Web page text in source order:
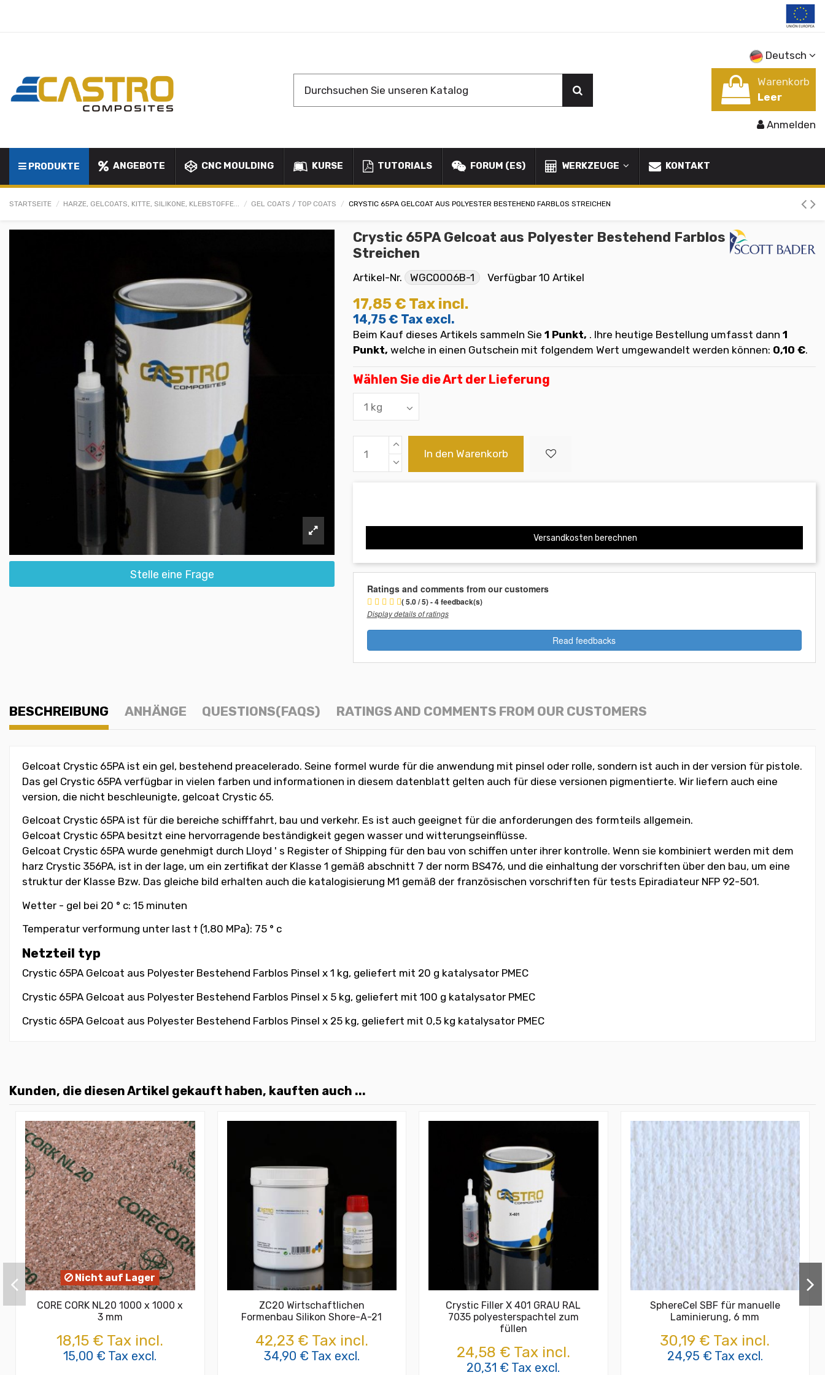
Deutsch
Warenkorb
Leer
Anmelden
PRODUKTE ANGEBOTE CNC MOULDING KURSE TUTORIALS FORUM (ES) WERKZEUGE KONTAKT
STARTSEITE HARZE, GELCOATS, KITTE, SILIKONE, KLEBSTOFFE... GEL COATS / TOP COATS CRYSTIC 65PA GELCOAT AUS POLYESTER BESTEHEND FARBLOS STREICHEN
Stelle eine Frage
Crystic 65PA Gelcoat aus Polyester Bestehend Farblos
Streichen
Artikel-Nr. WGC0006B-1 Verfügbar 10 Artikel
17,85 € Tax incl.
14,75 € Tax excl.
Beim Kauf dieses Artikels sammeln Sie 1 Punkt, . Ihre heutige Bestellung umfasst dann 1
Punkt, welche in einen Gutschein mit folgendem Wert umgewandelt werden können: 0,10 €.
Wählen Sie die Art der Lieferung
In den Warenkorb
Versandkosten berechnen
Ratings and comments from our customers
( 5.0 / 5) - 4 feedback(s)
Display details of ratings
Read feedbacks
BESCHREIBUNG ANHÄNGE QUESTIONS(FAQS) RATINGS AND COMMENTS FROM OUR CUSTOMERS
Gelcoat Crystic 65PA ist ein gel, bestehend preacelerado. Seine formel wurde für die anwendung mit pinsel oder rolle, sondern ist auch in der version für pistole.
Das gel Crystic 65PA verfügbar in vielen farben und informationen in diesem datenblatt gelten auch für diese versionen pigmentierte. Wir liefern auch eine
version, die nicht beschleunigte, gelcoat Crystic 65.
Gelcoat Crystic 65PA ist für die bereiche schifffahrt, bau und verkehr. Es ist auch geeignet für die anforderungen des formteils allgemein.
Gelcoat Crystic 65PA besitzt eine hervorragende beständigkeit gegen wasser und witterungseinflüsse.
Gelcoat Crystic 65PA wurde genehmigt durch Lloyd ' s Register of Shipping für den bau von schiffen unter ihrer kontrolle. Wenn sie kombiniert werden mit dem
harz Crystic 356PA, ist in der lage, um ein zertifikat der Klasse 1 gemäß abschnitt 7 der norm BS476, und die einhaltung der vorschriften über den bau, um eine
struktur der Klasse Bzw. Das gleiche bild erhalten auch die katalogisierung M1 gemäß der französischen vorschriften für tests Epiradiateur NFP 92-501.
Wetter - gel bei 20 ° c: 15 minuten
Temperatur verformung unter last † (1,80 MPa): 75 ° c
Netzteil typ
Crystic 65PA Gelcoat aus Polyester Bestehend Farblos Pinsel x 1 kg, geliefert mit 20 g katalysator PMEC
Crystic 65PA Gelcoat aus Polyester Bestehend Farblos Pinsel x 5 kg, geliefert mit 100 g katalysator PMEC
Crystic 65PA Gelcoat aus Polyester Bestehend Farblos Pinsel x 25 kg, geliefert mit 0,5 kg katalysator PMEC
Kunden, die diesen Artikel gekauft haben, kauften auch ...
Nicht auf Lager
CORE CORK NL20 1000 x 1000 x
3 mm
18,15 € Tax incl.
15,00 € Tax excl.
ZC20 Wirtschaftlichen
Formenbau Silikon Shore-A-21
42,23 € Tax incl.
34,90 € Tax excl.
Crystic Filler X 401 GRAU RAL
7035 polyesterspachtel zum
füllen
24,58 € Tax incl.
20,31 € Tax excl.
SphereCel SBF für manuelle
Laminierung, 6 mm
30,19 € Tax incl.
24,95 € Tax excl.